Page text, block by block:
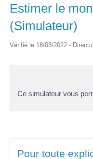
Estimer le
(Simulateur)
Vérifié le 18/03/2022 -
Ce simulateur vous
Pour toute